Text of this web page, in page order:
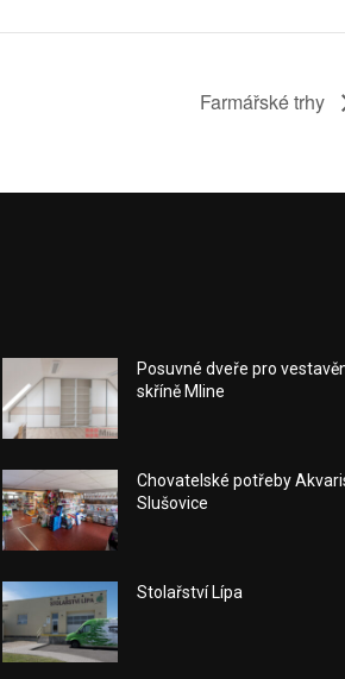
Farmářské trhy
Posuvné dveře pro
skříně Mline
Chovatelské potřeby
Slušovice
Stolařství Lípa